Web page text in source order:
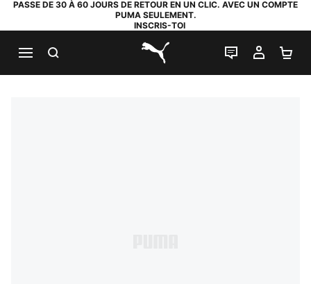
PASSE DE 30 À 60 JOURS DE RETOUR EN UN CLIC. AVEC UN COMPTE
PUMA SEULEMENT.
INSCRIS-TOI
PUMA.com
LIVE CHAT
MON